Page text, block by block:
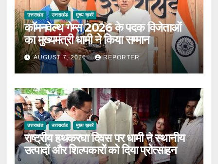
उत्तराखंड उत्तराखंड मुख्य ख़बरें
कॉमनवेल्थ गेम्स 2026 के पदक विजेताओं
का मुख्यमंत्री धामी ने किया सम्मान
AUGUST 7, 2026 REPORTER
उत्तराखंड उत्तराखंड मुख्य ख़बरें
राष्ट्रीय हथकरघा दिवस पर धामी ने स्थानीय
उत्पादों और शिल्पकारों को दिया प्रोत्साहन